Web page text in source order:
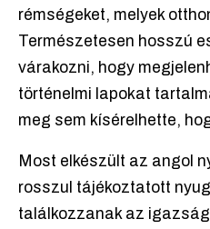
rémségeket, melyek
Természetesen hosszú
várakozni, hogy
történelmi lapokat
meg sem kísérelhette,
Most elkészült az angol
rosszul tájékoztatott
találkozzanak az